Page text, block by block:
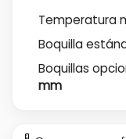
Temperatura
Boquilla
Boquillas
mm